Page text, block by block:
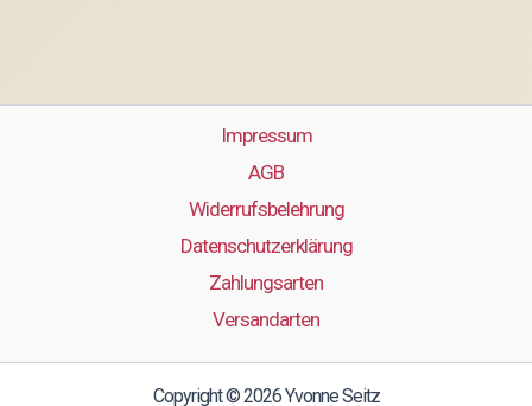
Impressum
AGB
Widerrufsbelehrung
Datenschutzerklärung
Zahlungsarten
Versandarten
Copyright © 2026 Yvonne Seitz